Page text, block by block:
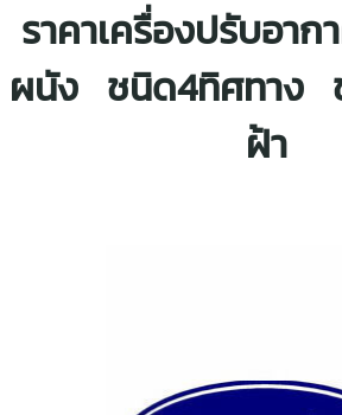
ราคาเครื่องปรับอา
ผนัง ชนิด4ทิศทาง
ฝ้า